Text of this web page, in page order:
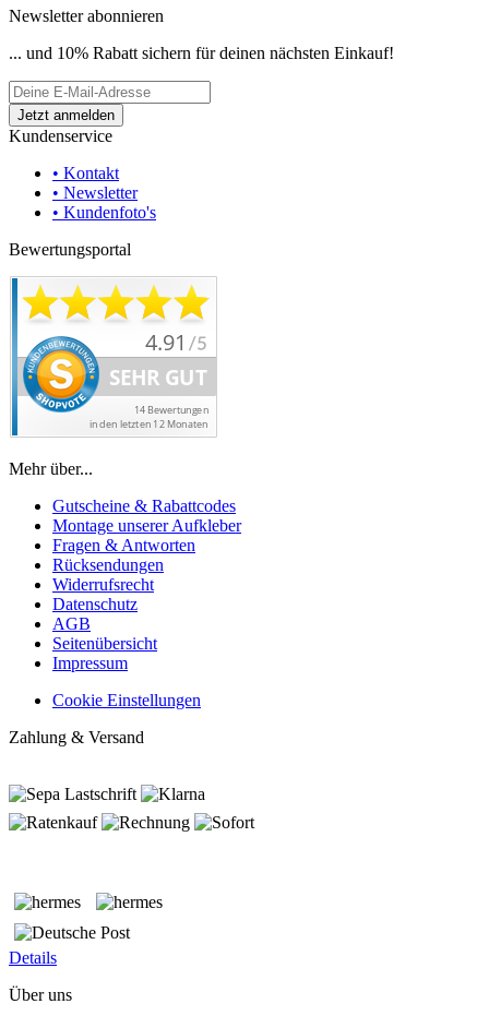
Newsletter abonnieren
... und 10% Rabatt sichern für deinen nächsten Einkauf!
Kundenservice
• Kontakt
• Newsletter
• Kundenfoto's
Bewertungsportal
Mehr über...
Gutscheine & Rabattcodes
Montage unserer Aufkleber
Fragen & Antworten
Rücksendungen
Widerrufsrecht
Datenschutz
AGB
Seitenübersicht
Impressum
Cookie Einstellungen
Zahlung & Versand
Details
Über uns